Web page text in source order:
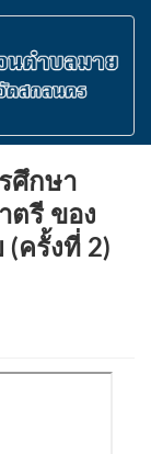
ศึกษา
ตรี ของ
(ครั้งที่ 2)